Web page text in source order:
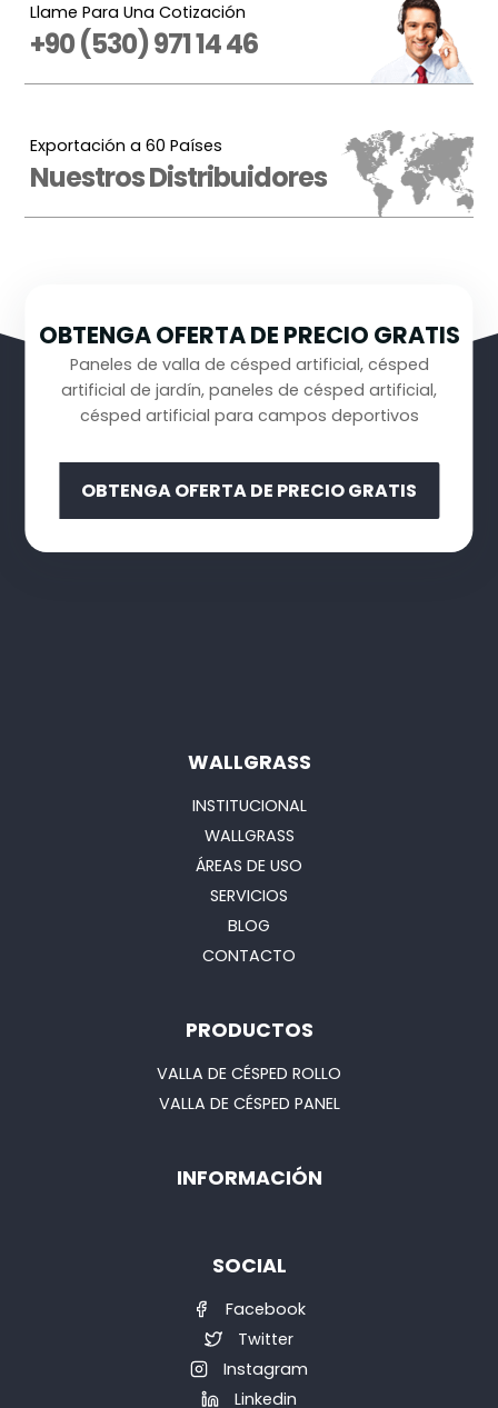
Llame Para Una Cotización
+90 (530) 971 14 46
Exportación a 60 Países
Nuestros Distribuidores
OBTENGA OFERTA DE PRECIO GRATIS
Paneles de valla de césped artificial, césped
artificial de jardín, paneles de césped artificial,
césped artificial para campos deportivos
OBTENGA OFERTA DE PRECIO GRATIS
WALLGRASS
INSTITUCIONAL
WALLGRASS
ÁREAS DE USO
SERVICIOS
BLOG
CONTACTO
PRODUCTOS
VALLA DE CÉSPED ROLLO
VALLA DE CÉSPED PANEL
INFORMACIÓN
SOCIAL
Facebook
Twitter
Instagram
Linkedin